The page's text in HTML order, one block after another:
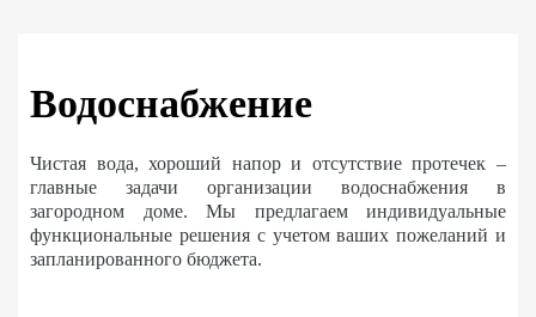
Водоснабжение
Чистая вода, хороший напор и отсутствие протечек –
главные задачи организации водоснабжения в
загородном доме. Мы предлагаем индивидуальные
функциональные решения с учетом ваших пожеланий и
запланированного бюджета.